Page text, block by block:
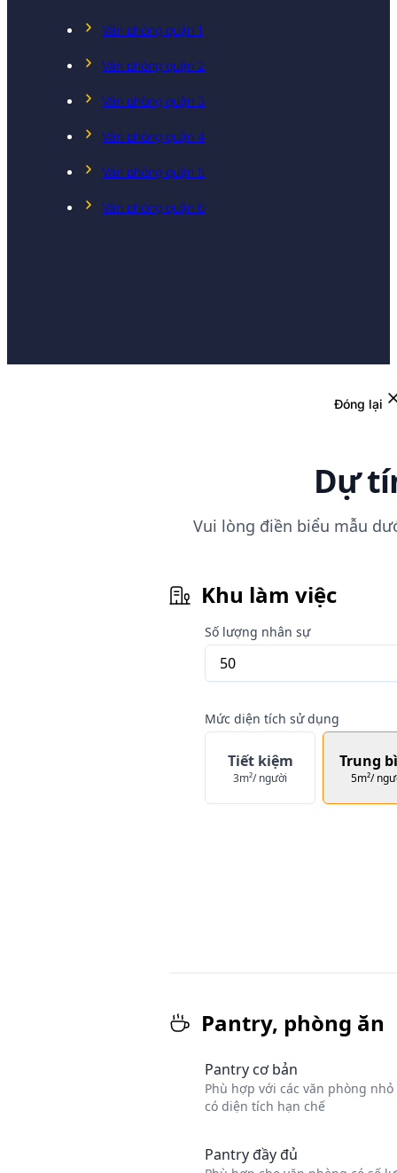
Văn phòng quận 1
Văn phòng quận 2
Văn phòng quận 3
Văn phòng quận 4
Văn phòng quận 5
Văn phòng quận 6
Đóng lại